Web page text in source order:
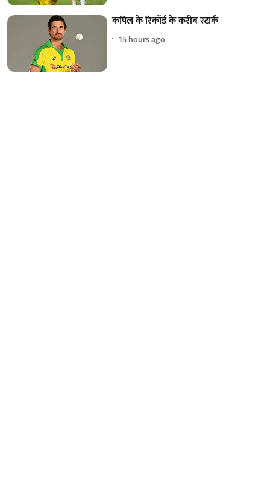
कपिल के रिकॉर्ड के करीब स्टार्क
15 hours ago